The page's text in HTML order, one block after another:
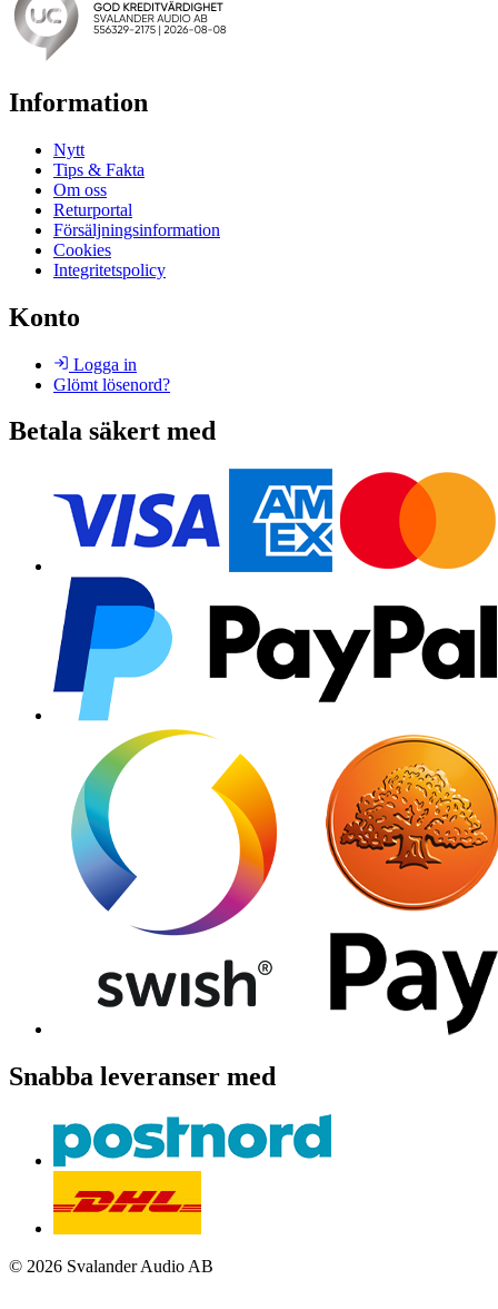
Information
Nytt
Tips & Fakta
Om oss
Returportal
Försäljningsinformation
Cookies
Integritetspolicy
Konto
Logga in
Glömt lösenord?
Betala säkert med
Snabba leveranser med
© 2026 Svalander Audio AB